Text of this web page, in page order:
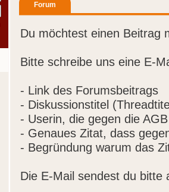
Forum
Du möchtest einen Beitrag
Bitte schreibe uns eine E-
- Link des Forumsbeitrags
- Diskussionstitel
- Userin, die gegen die
- Genaues Zitat, dass
- Begründung warum das
Die E-Mail sendest du bitte